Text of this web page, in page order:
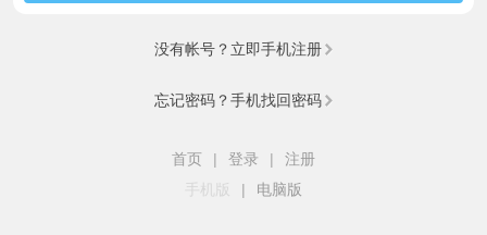
没有帐号？立即手机注册
忘记密码？手机找回密码
首页 | 登录 |
注册
手机版
| 电脑版